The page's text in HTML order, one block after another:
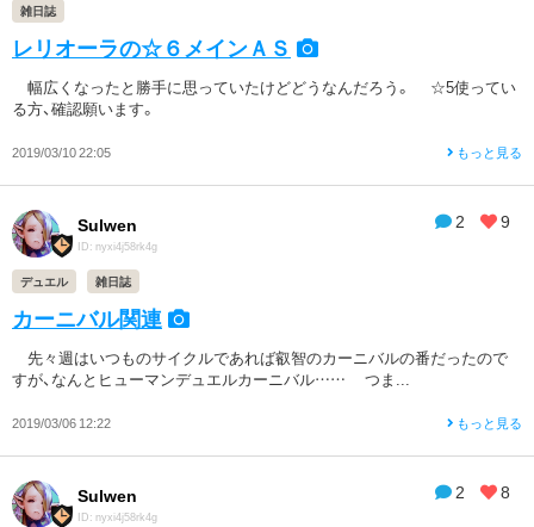
雑日誌
レリオーラの☆６メインＡＳ
幅広くなったと勝手に思っていたけどどうなんだろう。 ☆5使ってい
る方、確認願います。
2019/03/10 22:05 もっと見る
2 9
Sulwen
ID: nyxi4j58rk4g
デュエル 雑日誌
カーニバル関連
先々週はいつものサイクルであれば叡智のカーニバルの番だったので
すが、なんとヒューマンデュエルカーニバル…… つま...
2019/03/06 12:22 もっと見る
2 8
Sulwen
ID: nyxi4j58rk4g